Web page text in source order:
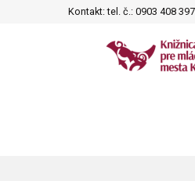
Kontakt: tel. č.: 0903 408 397